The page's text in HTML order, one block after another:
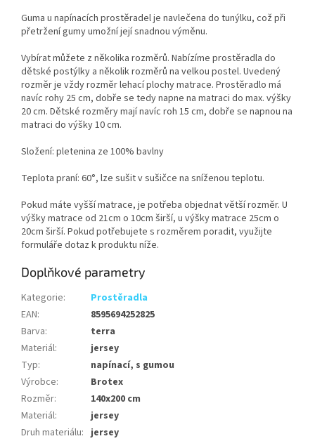
Guma u napínacích prostěradel je navlečena do tunýlku, což při
přetržení gumy umožní její snadnou výměnu.
Vybírat můžete z několika rozměrů. Nabízíme prostěradla do
dětské postýlky a několik rozměrů na velkou postel. Uvedený
rozměr je vždy rozměr lehací plochy matrace. Prostěradlo má
navíc rohy 25 cm, dobře se tedy napne na matraci do max. výšky
20 cm. Dětské rozměry mají navíc roh 15 cm, dobře se napnou na
matraci do výšky 10 cm.
Složení: pletenina ze 100% bavlny
Teplota praní: 60°, lze sušit v sušičce na sníženou teplotu.
Pokud máte vyšší matrace, je potřeba objednat větší rozměr. U
výšky matrace od 21cm o 10cm širší, u výšky matrace 25cm o
20cm širší. Pokud potřebujete s rozměrem poradit, využijte
formuláře dotaz k produktu níže.
Doplňkové parametry
Kategorie:
Prostěradla
EAN:
8595694252825
Barva:
terra
Materiál:
jersey
Typ:
napínací, s gumou
Výrobce:
Brotex
Rozměr:
140x200 cm
Materiál:
jersey
Druh materiálu: jersey